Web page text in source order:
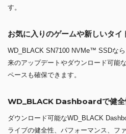
す。
お気に入りのゲームや新しいタ
WD_BLACK SN7100 NVMe™ SSDな
来のアップデートやダウンロード可能
ペースも確保できます。
WD_BLACK Dashboardで健全
ダウンロード可能なWD_BLACK
ライブの健全性、パフォーマンス、フ